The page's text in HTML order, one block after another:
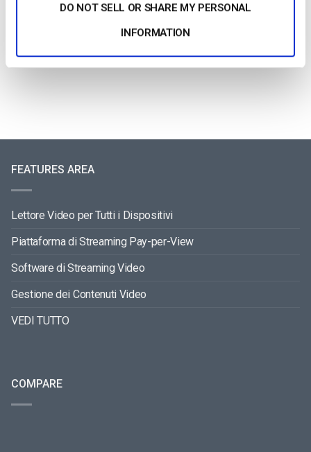
DO NOT SELL OR SHARE MY PERSONAL
INFORMATION
Aumentare il coinvolgimento dei dipendenti
streaming
FEATURES AREA
Lettore Video per Tutti i Dispositivi
Piattaforma di Streaming Pay-per-View
Software di Streaming Video
Gestione dei Contenuti Video
VEDI TUTTO
COMPARE